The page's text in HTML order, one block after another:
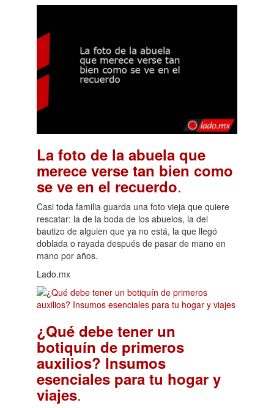
La foto de la abuela que
merece verse tan bien como
se ve en el recuerdo.
Casi toda familia guarda una foto vieja que quiere
rescatar: la de la boda de los abuelos, la del
bautizo de alguien que ya no está, la que llegó
doblada o rayada después de pasar de mano en
mano por años.
Lado.mx
¿Qué debe tener un
botiquín de primeros
auxilios? Insumos
esenciales para tu hogar y
viajes.